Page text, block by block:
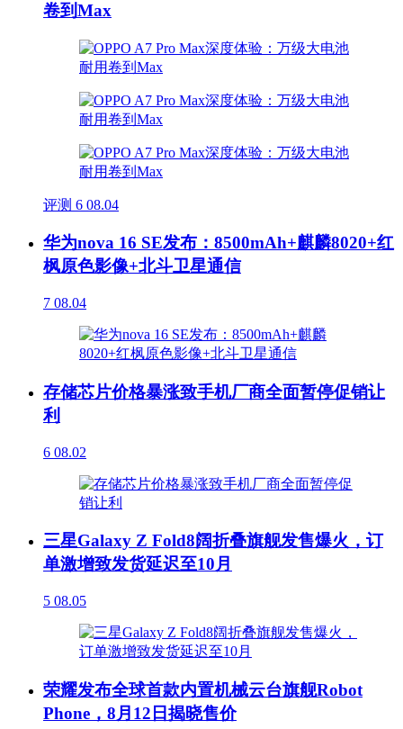
卷到Max
评测 6 08.04
华为nova 16 SE发布：8500mAh+麒麟8020+红
枫原色影像+北斗卫星通信
7 08.04
存储芯片价格暴涨致手机厂商全面暂停促销让
利
6 08.02
三星Galaxy Z Fold8阔折叠旗舰发售爆火，订
单激增致发货延迟至10月
5 08.05
荣耀发布全球首款内置机械云台旗舰Robot
Phone，8月12日揭晓售价